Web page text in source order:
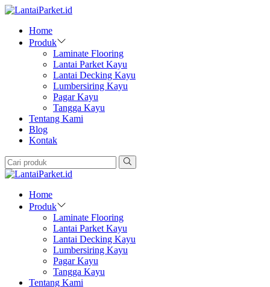
Home
Produk
Laminate Flooring
Lantai Parket Kayu
Lantai Decking Kayu
Lumbersiring Kayu
Pagar Kayu
Tangga Kayu
Tentang Kami
Blog
Kontak
Home
Produk
Laminate Flooring
Lantai Parket Kayu
Lantai Decking Kayu
Lumbersiring Kayu
Pagar Kayu
Tangga Kayu
Tentang Kami